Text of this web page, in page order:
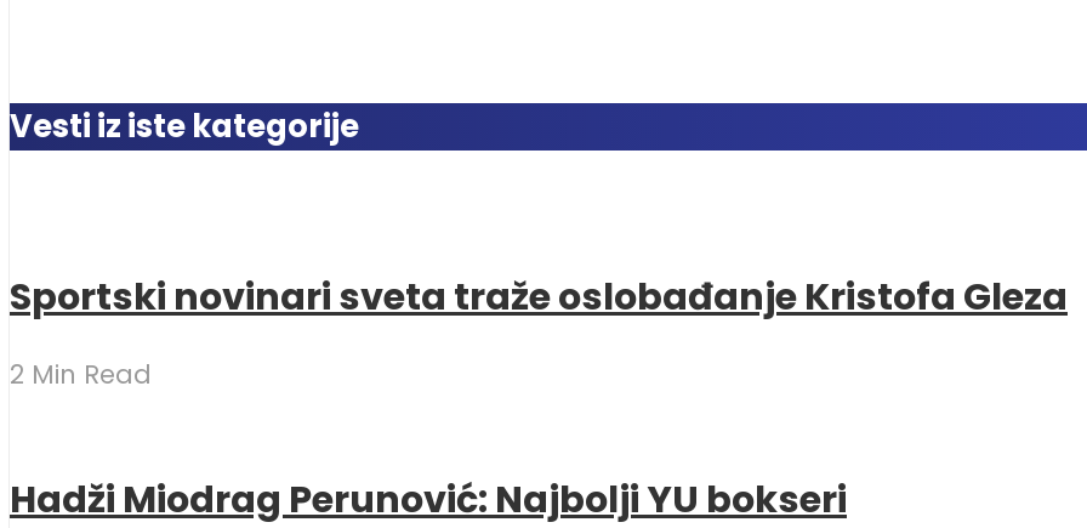
Vesti iz iste kategorije
Sportski novinari sveta traže oslobađanje Kristofa Gleza
2 Min Read
Hadži Miodrag Perunović: Najbolji YU bokseri